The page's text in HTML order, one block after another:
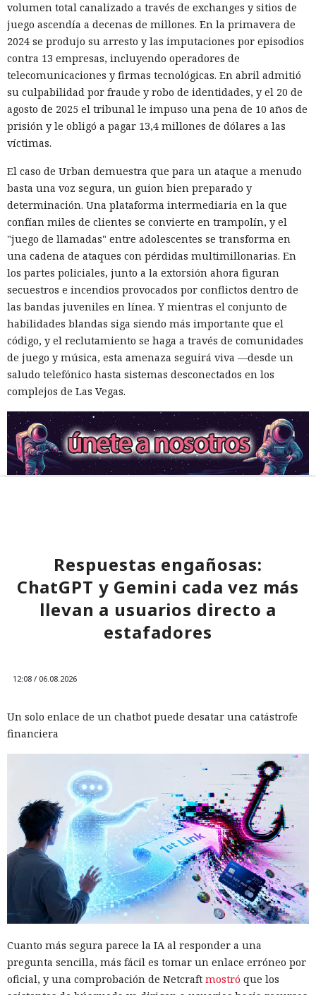
volumen total canalizado a través de exchanges y sitios de
juego ascendía a decenas de millones. En la primavera de
2024 se produjo su arresto y las imputaciones por episodios
contra 13 empresas, incluyendo operadores de
telecomunicaciones y firmas tecnológicas. En abril admitió
su culpabilidad por fraude y robo de identidades, y el 20 de
agosto de 2025 el tribunal le impuso una pena de 10 años de
prisión y le obligó a pagar 13,4 millones de dólares a las
víctimas.
El caso de Urban demuestra que para un ataque a menudo
basta una voz segura, un guion bien preparado y
determinación. Una plataforma intermediaria en la que
confían miles de clientes se convierte en trampolín, y el
"juego de llamadas" entre adolescentes se transforma en
una cadena de ataques con pérdidas multimillonarias. En
los partes policiales, junto a la extorsión ahora figuran
secuestros e incendios provocados por conflictos dentro de
las bandas juveniles en línea. Y mientras el conjunto de
habilidades blandas siga siendo más importante que el
código, y el reclutamiento se haga a través de comunidades
de juego y música, esta amenaza seguirá viva —desde un
saludo telefónico hasta sistemas desconectados en los
complejos de Las Vegas.
Respuestas engañosas:
ChatGPT y Gemini cada vez más
llevan a usuarios directo a
estafadores
12:08 / 06.08.2026
Un solo enlace de un chatbot puede desatar una catástrofe
financiera
Cuanto más segura parece la IA al responder a una
pregunta sencilla, más fácil es tomar un enlace erróneo por
oficial, y una comprobación de Netcraft mostró que los